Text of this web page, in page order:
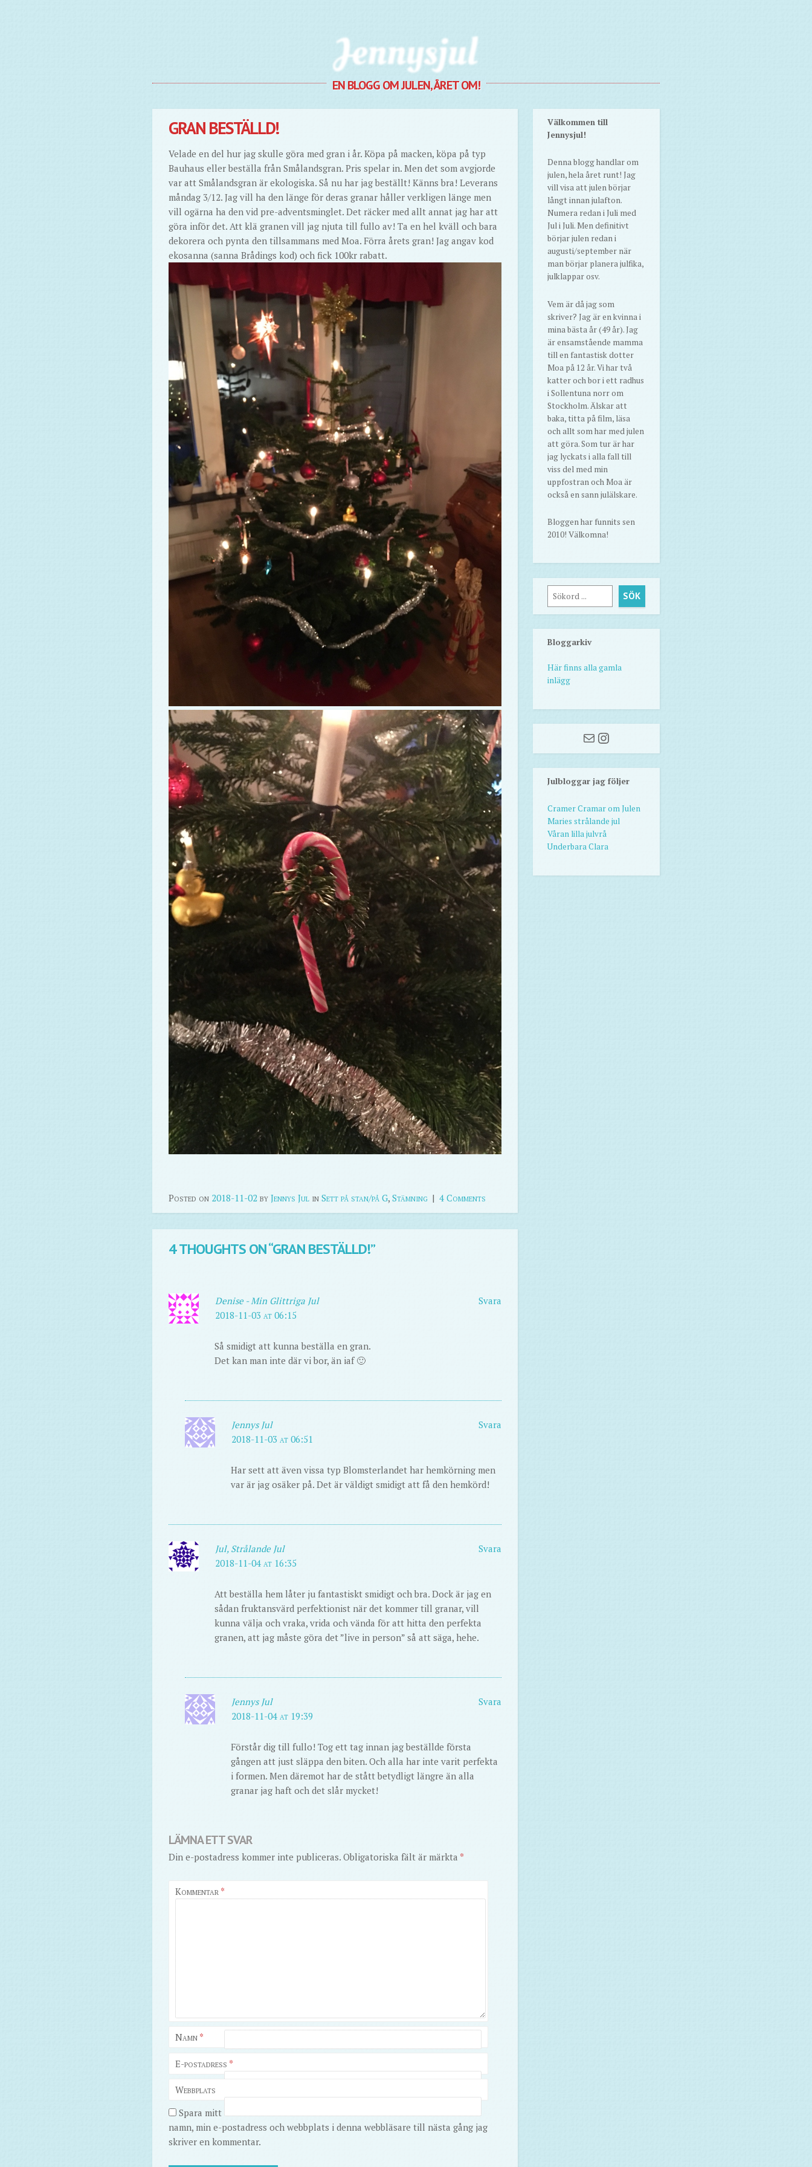
Jennysjul
EN BLOGG OM JULEN, ÅRET OM!
GRAN BESTÄLLD!
Velade en del hur jag skulle göra med gran i år. Köpa på macken, köpa på typ
Bauhaus eller beställa från Smålandsgran. Pris spelar in. Men det som avgjorde
var att Smålandsgran är ekologiska. Så nu har jag beställt! Känns bra! Leverans
måndag 3/12. Jag vill ha den länge för deras granar håller verkligen länge men
vill ogärna ha den vid pre-adventsminglet. Det räcker med allt annat jag har att
göra inför det. Att klä granen vill jag njuta till fullo av! Ta en hel kväll och bara
dekorera och pynta den tillsammans med Moa. Förra årets gran! Jag angav kod
ekosanna (sanna Brådings kod) och fick 100kr rabatt.
Posted on 2018-11-02 by Jennys Jul in Sett på stan/på G, Stämning | 4 Comments
4 THOUGHTS ON “GRAN BESTÄLLD!”
Svara
Denise - Min Glittriga Jul
2018-11-03 at 06:15
Så smidigt att kunna beställa en gran.
Det kan man inte där vi bor, än iaf 🙂
Svara
Jennys Jul
2018-11-03 at 06:51
Har sett att även vissa typ Blomsterlandet har hemkörning men
var är jag osäker på. Det är väldigt smidigt att få den hemkörd!
Svara
Jul, Strålande Jul
2018-11-04 at 16:35
Att beställa hem låter ju fantastiskt smidigt och bra. Dock är jag en
sådan fruktansvärd perfektionist när det kommer till granar, vill
kunna välja och vraka, vrida och vända för att hitta den perfekta
granen, att jag måste göra det ”live in person” så att säga, hehe.
Svara
Jennys Jul
2018-11-04 at 19:39
Förstår dig till fullo! Tog ett tag innan jag beställde första
gången att just släppa den biten. Och alla har inte varit perfekta
i formen. Men däremot har de stått betydligt längre än alla
granar jag haft och det slår mycket!
LÄMNA ETT SVAR
Din e-postadress kommer inte publiceras. Obligatoriska fält är märkta *
Kommentar *
Namn *
E-postadress *
Webbplats
Spara mitt
namn, min e-postadress och webbplats i denna webbläsare till nästa gång jag
skriver en kommentar.
Välkommen till
Jennysjul!
Denna blogg handlar om
julen, hela året runt! Jag
vill visa att julen börjar
långt innan julafton.
Numera redan i Juli med
Jul i Juli. Men definitivt
börjar julen redan i
augusti/september när
man börjar planera julfika,
julklappar osv.
Vem är då jag som
skriver? Jag är en kvinna i
mina bästa år (49 år). Jag
är ensamstående mamma
till en fantastisk dotter
Moa på 12 år. Vi har två
katter och bor i ett radhus
i Sollentuna norr om
Stockholm. Älskar att
baka, titta på film, läsa
och allt som har med julen
att göra. Som tur är har
jag lyckats i alla fall till
viss del med min
uppfostran och Moa är
också en sann julälskare.
Bloggen har funnits sen
2010! Välkomna!
Sök SÖK
Bloggarkiv
Här finns alla gamla
inlägg
MailInstagram
Julbloggar jag följer
Cramer Cramar om Julen
Maries strålande jul
Våran lilla julvrå
Underbara Clara